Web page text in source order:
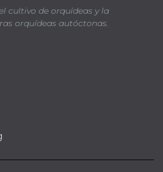
cultivo de orquídeas y la
orquídeas autóctonas.